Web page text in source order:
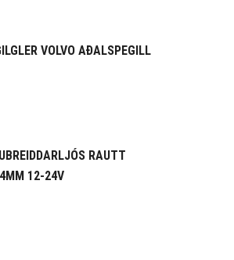
VOLVO AÐALSPEGILL
RAUTT
12-24V